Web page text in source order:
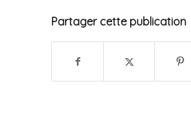
Partager cette publication